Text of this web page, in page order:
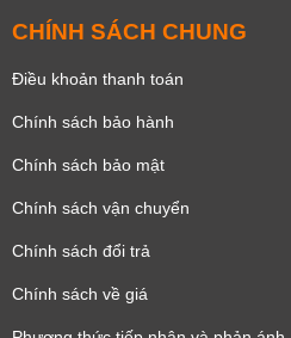
CHÍNH SÁCH CHUNG
Điều khoản thanh toán
Chính sách bảo hành
Chính sách bảo mật
Chính sách vận chuyển
Chính sách đổi trả
Chính sách về giá